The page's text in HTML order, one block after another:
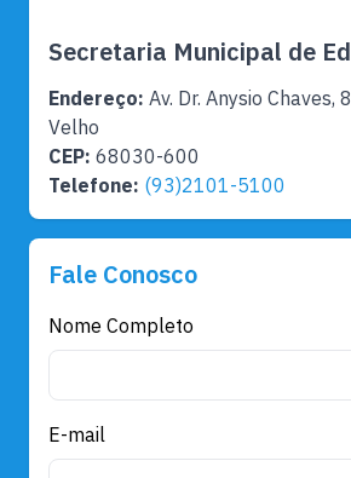
Secretaria Municipal de
Endereço: Av. Dr. Anysio
Velho
CEP: 68030-600
Telefone: (93)2101-5100
Fale Conosco
Nome Completo
E-mail